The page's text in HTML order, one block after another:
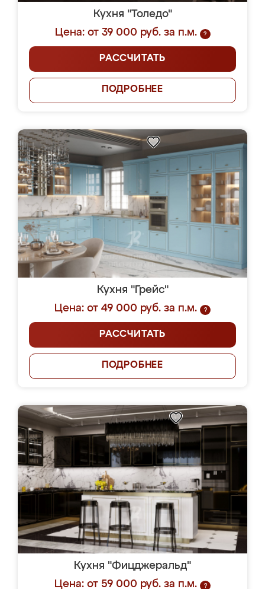
Кухня "Толедо"
Цена: от 39 000 руб. за п.м.
?
РАССЧИТАТЬ
ПОДРОБНЕЕ
Кухня "Грейс"
Цена: от 49 000 руб. за п.м.
?
РАССЧИТАТЬ
ПОДРОБНЕЕ
Кухня "Фицджеральд"
Цена: от 59 000 руб. за п.м.
?